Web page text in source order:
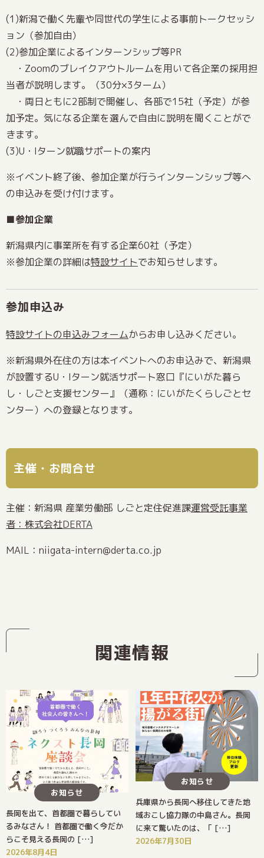
(1)新潟で働く先輩や同世代の学生による事前トークセッシ
ョン（参加自由）
(2)参加企業によるインターンシップ等PR
・Zoomのブレイクアウトルームを用いて各企業の採用担
当者が説明します。（30分×3ターム）
・両日ともに2部制で開催し、各部で15社（予定）が参
加予定。気になる企業を選んで自由に説明を聞くことがで
きます。
(3)U・Iターン就職サポートの案内
※イベント終了後、参加企業が行うインターンシップ等へ
の申込みを受け付けます。
■参加企業
新潟県内に事業所を有する企業60社（予定）
※参加企業の詳細は特設サイトでお知らせします。
参加申込み
特設サイトの申込みフォームからお申し込みください。
※新潟県外在住の方は本イベントへのお申込みで、新潟県
が設置するU・Iターン就活サポート窓口『にいがた暮ら
し・しごと支援センター』（通称：にいがたくらしごとセ
ンター）への登録となります。
主催・お問合せ
主催：新潟県 産業労働部 しごと定住促進課運営受託事業
者：株式会社DERTA
MAIL：niigata-intern@derta.co.jp
関連情報
お知らせ
長岡を出て、首都圏で暮らしてい
るみなさん！ 首都圏で働く今だか
らこそ見える長岡の […]
2026年8月4日
お知らせ
兵庫県から長岡へ移住してきた地
域おこし協力隊の中島さん。長岡
に来て驚いたのは、「 […]
2026年7月30日